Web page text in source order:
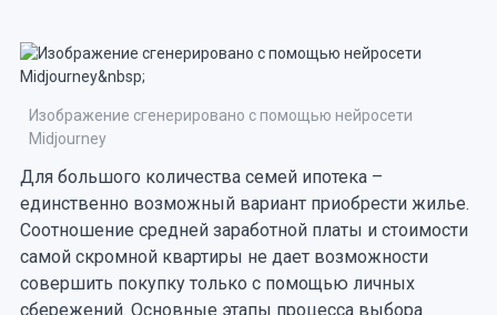
Изображение сгенерировано с помощью нейросети
Midjourney
Для большого количества семей ипотека –
единственно возможный вариант приобрести жилье.
Соотношение средней заработной платы и стоимости
самой скромной квартиры не дает возможности
совершить покупку только с помощью личных
сбережений. Основные этапы процесса выбора